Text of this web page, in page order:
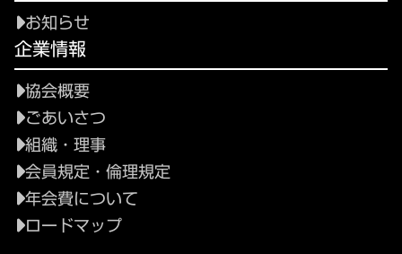
お知らせ
企業情報
協会概要
ごあいさつ
組織・理事
会員規定・倫理規定
年会費について
ロードマップ